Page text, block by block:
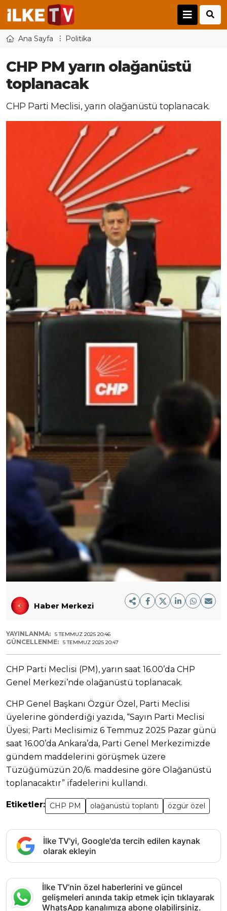
Ana Sayfa Politika
CHP PM yarın olağanüstü
toplanacak
CHP Parti Meclisi, yarın olağanüstü toplanacak.
Haber Merkezi
YAYINLANMA: 5 TEMMUZ 2025 20:46
GÜNCELLENME: 5 TEMMUZ 2025 20:47
CHP Parti Meclisi (PM), yarın saat 16.00’da CHP
Genel Merkezi’nde olağanüstü toplanacak.
CHP Genel Başkanı Özgür Özel, Parti Meclisi
üyelerine gönderdiği yazıda, “Sayın Parti Meclisi
Üyesi; Parti Meclisimiz 6 Temmuz 2025 Pazar günü
saat 16.00’da Ankara’da, Parti Genel Merkezimizde
gündem maddelerini görüşmek üzere
Tüzüğümüzün 20/6. maddesine göre Olağanüstü
toplanacaktır” ifadelerini kullandı.
Etiketler: CHP PM olağanüstü toplantı özgür özel
İlke TV'yi, Google'da tercih edilen kaynak
olarak ekleyin
İlke TV’nin özel haberlerini ve güncel
gelişmeleri anında takip etmek için tıklayarak
WhatsApp kanalımıza abone olabilirsiniz.